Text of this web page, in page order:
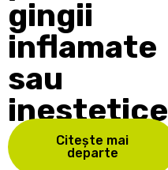
gingii
inflamate
sau
inestetice
Citește mai
departe